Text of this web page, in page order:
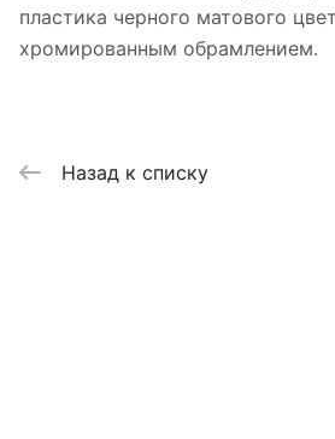
пластика черного матового
хромированным обрамлением.
Назад к списку